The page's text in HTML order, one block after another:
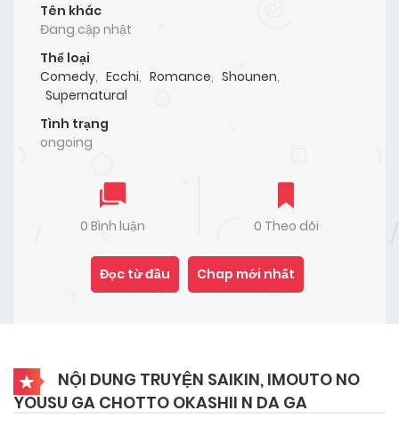
Tên khác
Đang cập nhật
Thể loại
Comedy, Ecchi, Romance, Shounen,
Supernatural
Tình trạng
ongoing
0 Bình luận 0 Theo dõi
Đọc từ đầu Chap mới nhất
NỘI DUNG TRUYỆN SAIKIN, IMOUTO NO
YOUSU GA CHOTTO OKASHII N DA GA